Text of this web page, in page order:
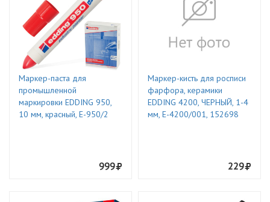
Маркер-паста для
промышленной
маркировки EDDING 950,
10 мм, красный, E-950/2
999
Маркер-кисть для росписи
фарфора, керамики
EDDING 4200, ЧЕРНЫЙ, 1-4
мм, Е-4200/001, 152698
229